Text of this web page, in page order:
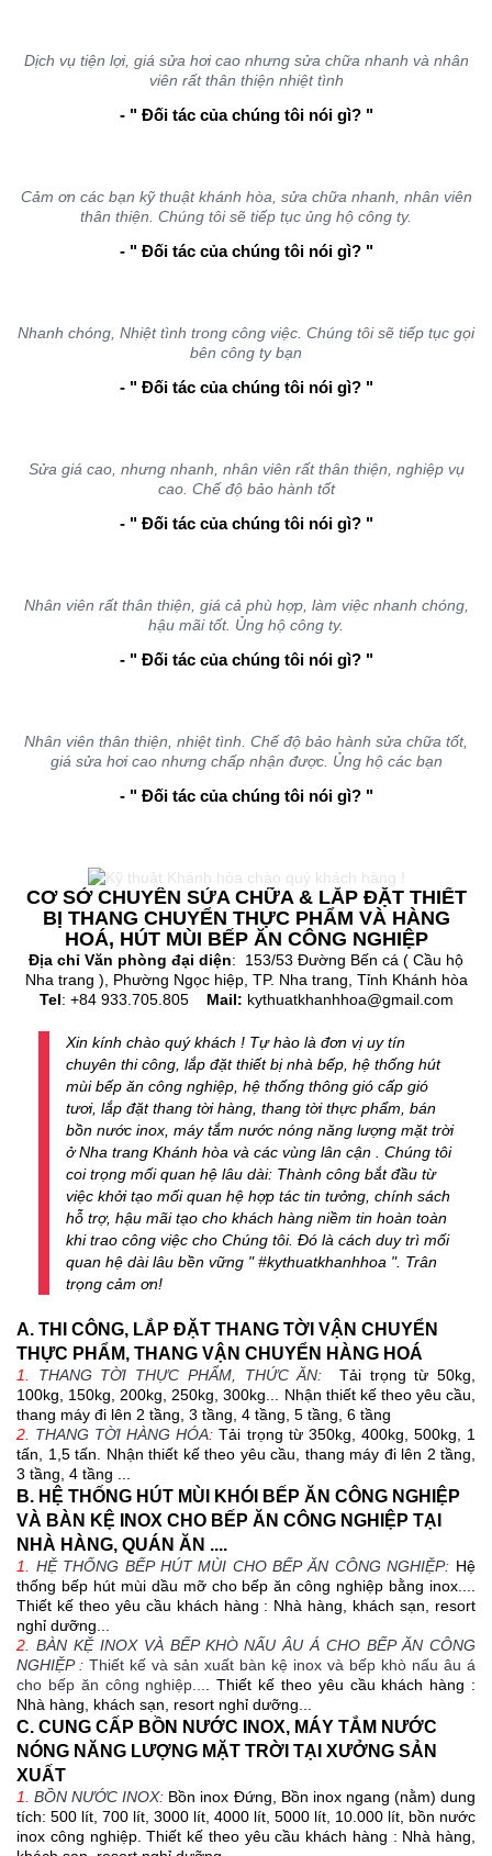
Dịch vụ tiện lợi, giá sửa hơi cao nhưng sửa chữa nhanh và nhân
viên rất thân thiện nhiệt tình
- " Đối tác của chúng tôi nói gì? "
Cảm ơn các bạn kỹ thuật khánh hòa, sửa chữa nhanh, nhân viên
thân thiện. Chúng tôi sẽ tiếp tục ủng hộ công ty.
- " Đối tác của chúng tôi nói gì? "
Nhanh chóng, Nhiệt tình trong công việc. Chúng tôi sẽ tiếp tục gọi
bên công ty bạn
- " Đối tác của chúng tôi nói gì? "
Sửa giá cao, nhưng nhanh, nhân viên rất thân thiện, nghiệp vụ
cao. Chế độ bảo hành tốt
- " Đối tác của chúng tôi nói gì? "
Nhân viên rất thân thiện, giá cả phù hợp, làm việc nhanh chóng,
hậu mãi tốt. Ủng hộ công ty.
- " Đối tác của chúng tôi nói gì? "
Nhân viên thân thiện, nhiệt tình. Chế độ bảo hành sửa chữa tốt,
giá sửa hơi cao nhưng chấp nhận được. Ủng hộ các bạn
- " Đối tác của chúng tôi nói gì? "
CƠ SỞ CHUYÊN SỬA CHỮA & LẮP ĐẶT THIẾT
BỊ THANG CHUYỂN THỰC PHẨM VÀ HÀNG
HOÁ, HÚT MÙI BẾP ĂN CÔNG NGHIỆP
Địa chỉ Văn phòng đại diện: 153/53 Đường Bến cá ( Cầu hộ
Nha trang ), Phường Ngọc hiệp, TP. Nha trang, Tỉnh Khánh hòa
Tel: +84 933.705.805 Mail: kythuatkhanhhoa@gmail.com
Xin kính chào quý khách ! Tự hào là đơn vị uy tín
chuyên thi công, lắp đặt thiết bị nhà bếp, hệ thống hút
mùi bếp ăn công nghiệp, hệ thống thông gió cấp gió
tươi, lắp đặt thang tời hàng, thang tời thực phẩm, bán
bồn nước inox, máy tắm nước nóng năng lượng mặt trời
ở Nha trang Khánh hòa và các vùng lân cận . Chúng tôi
coi trọng mối quan hệ lâu dài: Thành công bắt đầu từ
việc khởi tạo mối quan hệ hợp tác tin tưởng, chính sách
hỗ trợ, hậu mãi tạo cho khách hàng niềm tin hoàn toàn
khi trao công việc cho Chúng tôi. Đó là cách duy trì mối
quan hệ dài lâu bền vững " #kythuatkhanhhoa ". Trân
trọng cảm ơn!
A. THI CÔNG, LẮP ĐẶT THANG TỜI VẬN CHUYỂN
THỰC PHẨM, THANG VẬN CHUYỂN HÀNG HOÁ
1. THANG TỜI THỰC PHẨM, THỨC ĂN:
Tải trọng từ 50kg,
100kg, 150kg, 200kg, 250kg, 300kg... Nhận thiết kế theo yêu cầu,
thang máy đi lên 2 tầng, 3 tầng, 4 tầng, 5 tầng, 6 tầng
2. THANG TỜI HÀNG HÓA: Tải trọng từ 350kg, 400kg, 500kg, 1
tấn, 1,5 tấn. Nhận thiết kế theo yêu cầu, thang máy đi lên 2 tầng,
3 tầng, 4 tầng ...
B. HỆ THỐNG HÚT MÙI KHÓI BẾP ĂN CÔNG NGHIỆP
VÀ BÀN KỆ INOX CHO BẾP ĂN CÔNG NGHIỆP TẠI
NHÀ HÀNG, QUÁN ĂN ....
1. HỆ THỐNG BẾP HÚT MÙI CHO BẾP ĂN CÔNG NGHIỆP: Hệ
thống bếp hút mùi dầu mỡ cho bếp ăn công nghiệp bằng inox....
Thiết kế theo yêu cầu khách hàng : Nhà hàng, khách sạn, resort
nghỉ dưỡng...
2. BÀN KỆ INOX VÀ BẾP KHÒ NẤU ÂU Á CHO BẾP ĂN CÔNG
NGHIỆP : Thiết kế và sản xuất bàn kệ inox và bếp khò nấu âu á
cho bếp ăn công nghiệp...
. Thiết kế theo yêu cầu khách hàng :
Nhà hàng, khách sạn, resort nghỉ dưỡng...
C. CUNG CẤP BỒN NƯỚC INOX, MÁY TẮM NƯỚC
NÓNG NĂNG LƯỢNG MẶT TRỜI TẠI XƯỞNG SẢN
XUẤT
1.BỒN NƯỚC INOX: Bồn inox Đứng, Bồn inox ngang (nằm) dung
tích: 500 lít, 700 lít, 3000 lít, 4000 lít, 5000 lít, 10.000 lít, bồn nước
inox công nghiệp. Thiết kế theo yêu cầu khách hàng : Nhà hàng,